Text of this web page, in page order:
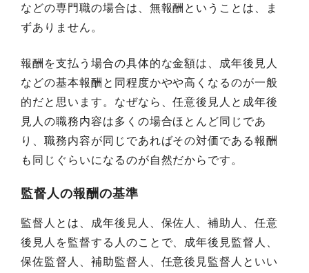
などの専門職の場合は、無報酬ということは、ま
ずありません。
報酬を支払う場合の具体的な金額は、成年後見人
などの基本報酬と同程度かやや高くなるのが一般
的だと思います。なぜなら、任意後見人と成年後
見人の職務内容は多くの場合ほとんど同じであ
り、職務内容が同じであればその対価である報酬
も同じぐらいになるのが自然だからです。
監督人の報酬の基準
監督人とは、成年後見人、保佐人、補助人、任意
後見人を監督する人のことで、成年後見監督人、
保佐監督人、補助監督人、任意後見監督人といい